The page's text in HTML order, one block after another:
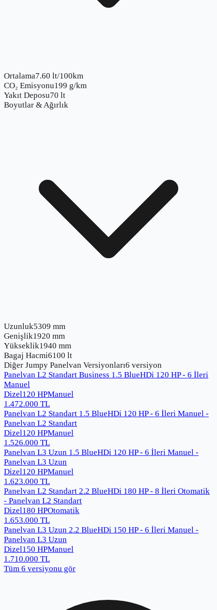
Ortalama7.60 lt/100km
CO₂ Emisyonu199 g/km
Yakıt Deposu70 lt
Boyutlar & Ağırlık
Uzunluk5309 mm
Genişlik1920 mm
Yükseklik1940 mm
Bagaj Hacmi6100 lt
Diğer Jumpy Panelvan Versiyonları6 versiyon
Panelvan L2 Standart Business 1.5 BlueHDi 120 HP - 6 İleri
Manuel
Dizel120 HPManuel
1.472.000 TL
Panelvan L2 Standart 1.5 BlueHDi 120 HP - 6 İleri Manuel -
Panelvan L2 Standart
Dizel120 HPManuel
1.526.000 TL
Panelvan L3 Uzun 1.5 BlueHDi 120 HP - 6 İleri Manuel -
Panelvan L3 Uzun
Dizel120 HPManuel
1.623.000 TL
Panelvan L2 Standart 2.2 BlueHDi 180 HP - 8 İleri Otomatik
- Panelvan L2 Standart
Dizel180 HPOtomatik
1.653.000 TL
Panelvan L3 Uzun 2.2 BlueHDi 150 HP - 6 İleri Manuel -
Panelvan L3 Uzun
Dizel150 HPManuel
1.710.000 TL
Tüm 6 versiyonu gör